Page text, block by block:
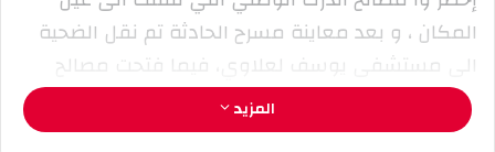
ن
ي
المكان ، و بعد معاينة مسرح الحادثة تم نقل الضحية
الى مستشفى يوسف لعلاوي، فيما فتحت مصالح
الدرك تحقيقا في الحادثة.
مجاهد العمري
المزيد